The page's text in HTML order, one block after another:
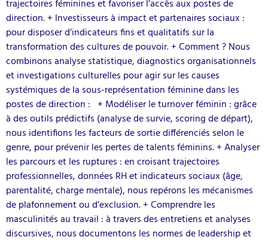
trajectoires féminines et favoriser l’accès aux postes de
direction. + Investisseurs à impact et partenaires sociaux :
pour disposer d’indicateurs fins et qualitatifs sur la
transformation des cultures de pouvoir. + Comment ? Nous
combinons analyse statistique, diagnostics organisationnels
et investigations culturelles pour agir sur les causes
systémiques de la sous-représentation féminine dans les
postes de direction : + Modéliser le turnover féminin : grâce
à des outils prédictifs (analyse de survie, scoring de départ),
nous identifions les facteurs de sortie différenciés selon le
genre, pour prévenir les pertes de talents féminins. + Analyser
les parcours et les ruptures : en croisant trajectoires
professionnelles, données RH et indicateurs sociaux (âge,
parentalité, charge mentale), nous repérons les mécanismes
de plafonnement ou d’exclusion. + Comprendre les
masculinités au travail : à travers des entretiens et analyses
discursives, nous documentons les normes de leadership et